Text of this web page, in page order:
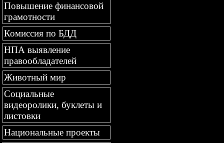
Повышение финансовой
грамотности
Комиссия по БДД
НПА выявление
правообладателей
Животный мир
Социальные
видеоролики, буклеты и
листовки
Национальные проекты